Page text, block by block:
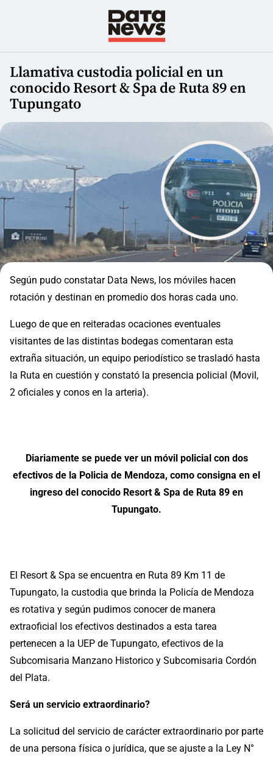
Llamativa custodia policial en un
conocido Resort & Spa de Ruta 89 en
Tupungato
Según pudo constatar Data News, los móviles hacen
rotación y destinan en promedio dos horas cada uno.
Luego de que en reiteradas ocaciones eventuales
visitantes de las distintas bodegas comentaran esta
extraña situación, un equipo periodístico se trasladó hasta
la Ruta en cuestión y constató la presencia policial (Movil,
2 oficiales y conos en la arteria).
Diariamente se puede ver un móvil policial con dos
efectivos de la Policia de Mendoza, como consigna en el
ingreso del conocido Resort & Spa de Ruta 89 en
Tupungato.
El Resort & Spa se encuentra en Ruta 89 Km 11 de
Tupungato, la custodia que brinda la Policía de Mendoza
es rotativa y según pudimos conocer de manera
extraoficial los efectivos destinados a esta tarea
pertenecen a la UEP de Tupungato, efectivos de la
Subcomisaria Manzano Historico y Subcomisaria Cordón
del Plata.
Será un servicio extraordinario?
La solicitud del servicio de carácter extraordinario por parte
de una persona física o jurídica, que se ajuste a la Ley N°